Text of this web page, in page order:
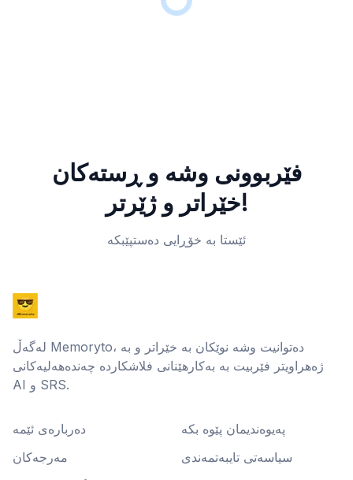
فێربوونی وشە و ڕستەکان
خێراتر و ژێرتر!
ئێستا بە خۆڕایی دەستپێبکە
لەگەڵ Memoryto، دەتوانیت وشە نوێکان بە خێراتر و بە
ژەهراویتر فێربیت بە بەکارهێنانی فلاشکاردە چەندەهەلیەکانی
AI و SRS.
دەربارەی ئێمە
پەیوەندیمان پێوە بکە
مەرجەکان
سیاسەتی تایبەتمەندی